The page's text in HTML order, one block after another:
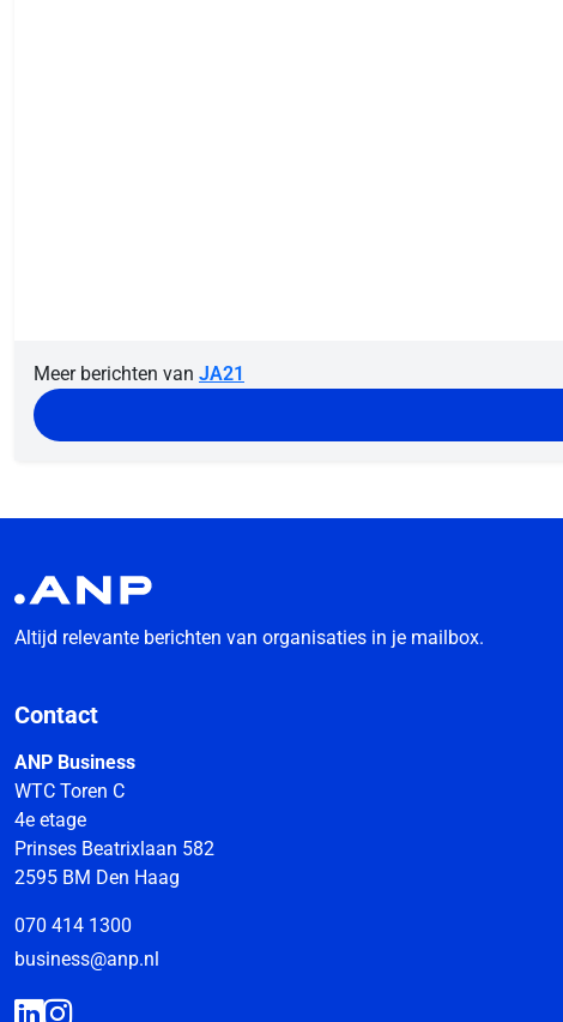
Meer berichten van JA21
Altijd relevante berichten van organisaties in je mailbox.
Contact
ANP Business
WTC Toren C
4e etage
Prinses Beatrixlaan 582
2595 BM Den Haag
070 414 1300
business@anp.nl